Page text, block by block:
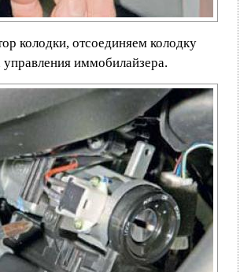
колодки, отсоединяем колодку
управления иммобилайзера.